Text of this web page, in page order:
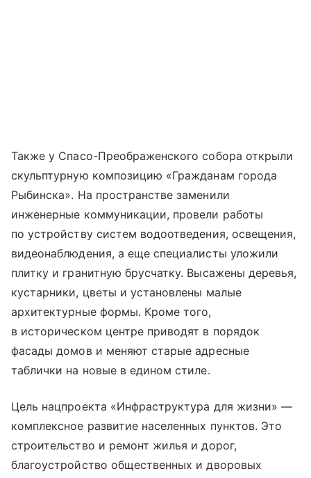
Также у Спасо-Преображенского собора открыли
скульптурную композицию «Гражданам города
Рыбинска». На пространстве заменили
инженерные коммуникации, провели работы
по устройству систем водоотведения, освещения,
видеонаблюдения, а еще специалисты уложили
плитку и гранитную брусчатку. Высажены деревья,
кустарники, цветы и установлены малые
архитектурные формы. Кроме того,
в историческом центре приводят в порядок
фасады домов и меняют старые адресные
таблички на новые в едином стиле.
Цель нацпроекта «Инфраструктура для жизни» —
комплексное развитие населенных пунктов. Это
строительство и ремонт жилья и дорог,
благоустройство общественных и дворовых